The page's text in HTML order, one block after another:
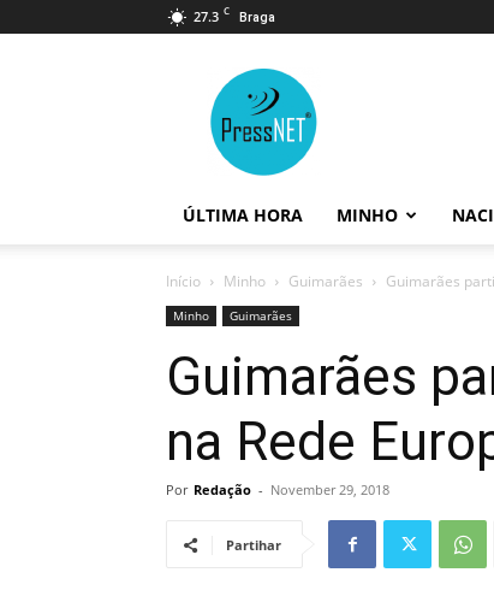
27.3 C Braga
ÚLTIMA HORA MINHO
Início Minho Guimarães Guimarães
Minho Guimarães
Guimarães
na Rede
Por Redação - November 29, 2018
Partihar